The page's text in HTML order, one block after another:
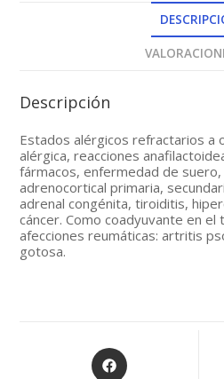
Descripción
Estados alérgicos refractarios a
alérgica, reacciones
fármacos, enfermedad de suero,
adrenocortical primaria,
adrenal congénita, tiroiditis,
cáncer. Como coadyuvante en
afecciones reumáticas: artritis
gotosa.
Opens
in